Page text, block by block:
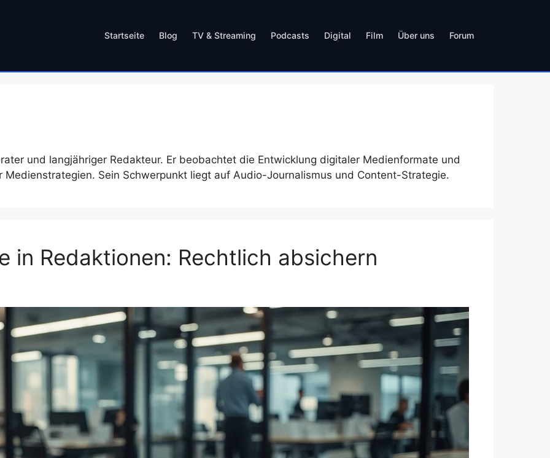
Startseite Blog TV & Streaming Podcasts Digital Film Über uns Forum
und langjähriger Redakteur. Er beobachtet die Entwicklung digitaler Medienformate und
Sein Schwerpunkt liegt auf Audio-Journalismus und Content-Strategie.
in Redaktionen: Rechtlich absichern